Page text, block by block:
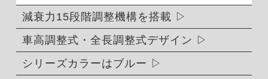
減衰力15段階調整機構を搭載
車高調整式・全長調整式デザイン
シリーズカラーはブルー